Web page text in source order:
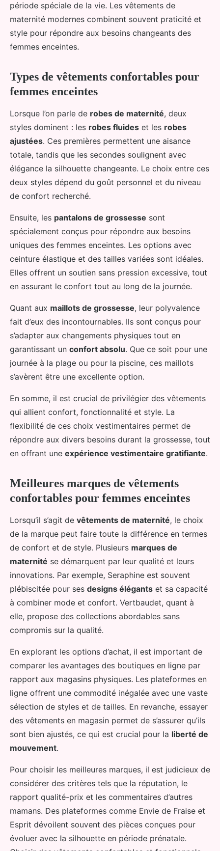
période spéciale de la vie. Les vêtements de
maternité modernes combinent souvent praticité et
style pour répondre aux besoins changeants des
femmes enceintes.
Types de vêtements confortables pour
femmes enceintes
Lorsque l’on parle de robes de maternité, deux
styles dominent : les robes fluides et les robes
ajustées. Ces premières permettent une aisance
totale, tandis que les secondes soulignent avec
élégance la silhouette changeante. Le choix entre ces
deux styles dépend du goût personnel et du niveau
de confort recherché.
Ensuite, les pantalons de grossesse sont
spécialement conçus pour répondre aux besoins
uniques des femmes enceintes. Les options avec
ceinture élastique et des tailles variées sont idéales.
Elles offrent un soutien sans pression excessive, tout
en assurant le confort tout au long de la journée.
Quant aux maillots de grossesse, leur polyvalence
fait d’eux des incontournables. Ils sont conçus pour
s’adapter aux changements physiques tout en
garantissant un confort absolu. Que ce soit pour une
journée à la plage ou pour la piscine, ces maillots
s’avèrent être une excellente option.
En somme, il est crucial de privilégier des vêtements
qui allient confort, fonctionnalité et style. La
flexibilité de ces choix vestimentaires permet de
répondre aux divers besoins durant la grossesse, tout
en offrant une expérience vestimentaire gratifiante.
Meilleures marques de vêtements
confortables pour femmes enceintes
Lorsqu’il s’agit de vêtements de maternité, le choix
de la marque peut faire toute la différence en termes
de confort et de style. Plusieurs marques de
maternité se démarquent par leur qualité et leurs
innovations. Par exemple, Seraphine est souvent
plébiscitée pour ses designs élégants et sa capacité
à combiner mode et confort. Vertbaudet, quant à
elle, propose des collections abordables sans
compromis sur la qualité.
En explorant les options d’achat, il est important de
comparer les avantages des boutiques en ligne par
rapport aux magasins physiques. Les plateformes en
ligne offrent une commodité inégalée avec une vaste
sélection de styles et de tailles. En revanche, essayer
des vêtements en magasin permet de s’assurer qu’ils
sont bien ajustés, ce qui est crucial pour la liberté de
mouvement.
Pour choisir les meilleures marques, il est judicieux de
considérer des critères tels que la réputation, le
rapport qualité-prix et les commentaires d’autres
mamans. Des plateformes comme Envie de Fraise et
Esprit dévoilent souvent des pièces conçues pour
évoluer avec la silhouette en période prénatale.